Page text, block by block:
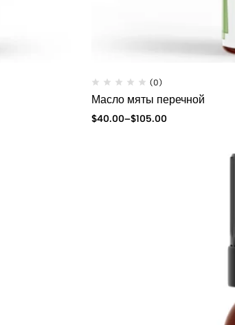
(0)
Масло мяты перечной
$40.00–$105.00